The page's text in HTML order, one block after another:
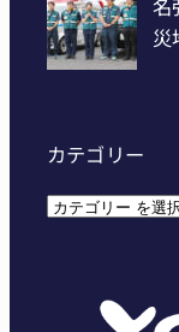
カテゴリー
カ